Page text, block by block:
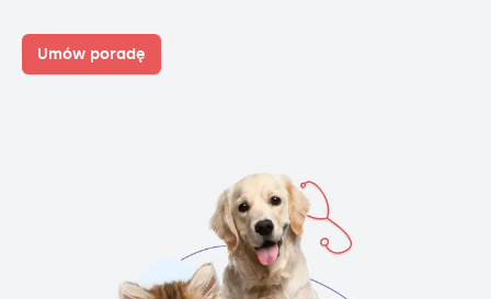
Umów poradę